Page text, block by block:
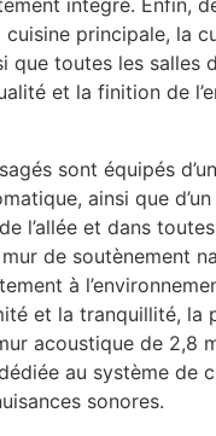
intégré. Enfin,
principale, la
que toutes les salles
et la finition de
sont équipés
ainsi que
l’allée et dans
de soutènement
à
et la tranquillité, la
acoustique de 2,8
au système de
sonores.